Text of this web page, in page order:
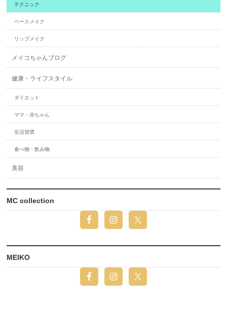
テクニック
ベースメイク
リップメイク
メイコちゃんブログ
健康・ライフスタイル
ダイエット
ママ・赤ちゃん
生活習慣
食べ物・飲み物
美容
MC collection
MEIKO